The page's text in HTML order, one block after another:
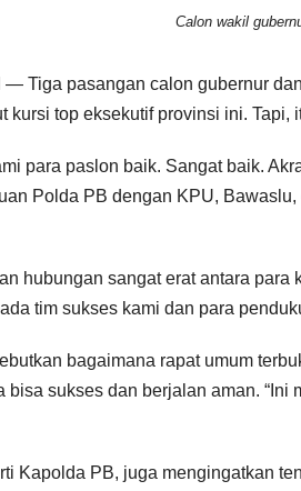
Calon wakil
— Tiga pasangan calon gubernur
kursi top eksekutif provinsi ini.
para paslon baik. Sangat baik.
Polda PB dengan KPU,
hubungan sangat erat antara
tim sukses kami dan para
bagaimana rapat umum
bisa sukses dan berjalan aman.
Kapolda PB, juga mengingatkan